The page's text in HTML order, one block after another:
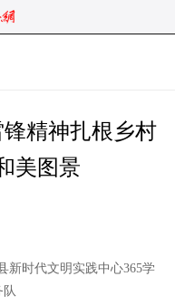
精神扎根乡村
美图景
新时代文明实践中心365学